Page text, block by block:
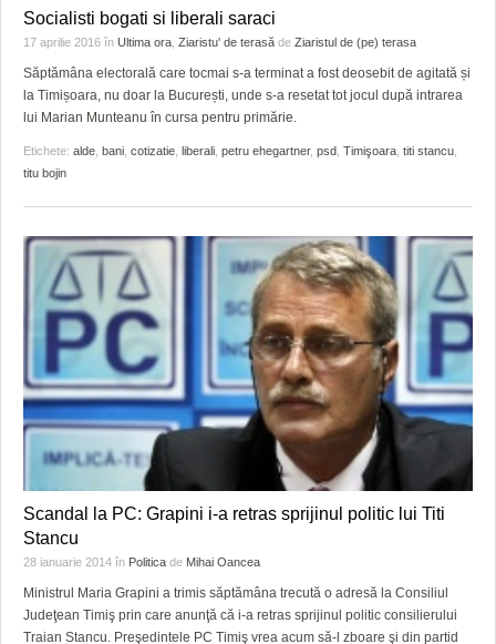
Socialisti bogati si liberali saraci
17 aprilie 2016 în Ultima ora Ziaristu' de terasă de Ziaristul de (pe) terasa
Săptămâna electorală care tocmai s-a terminat a fost deosebit de agitată și
la Timișoara, nu doar la București, unde s-a resetat tot jocul după intrarea
lui Marian Munteanu în cursa pentru primărie.
Etichete: alde bani cotizatie liberali petru ehegartner, psd Timişoara titi stancu
titu bojin
Scandal la PC: Grapini i-a retras sprijinul politic lui Titi
Stancu
28 ianuarie 2014 în Politica de Mihai Oancea
Ministrul Maria Grapini a trimis săptămâna trecută o adresă la Consiliul
Judeţean Timiş prin care anunţă că i-a retras sprijinul politic consilierului
Traian Stancu. Preşedintele PC Timiş vrea acum să-l zboare şi din partid